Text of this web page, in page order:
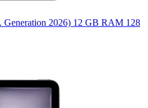
2026) 12 GB RAM 128